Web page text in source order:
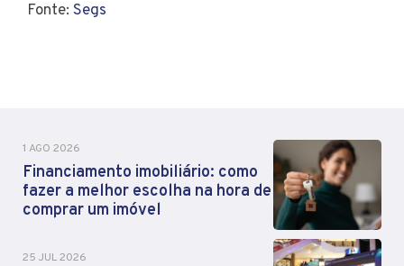
Fonte: Segs
1 AGO 2026
Financiamento imobiliário: como
fazer a melhor escolha na hora de
comprar um imóvel
25 JUL 2026